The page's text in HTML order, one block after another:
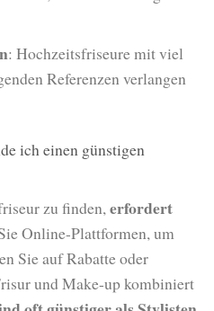
: Hochzeitsfriseure mit viel
Referenzen verlangen
ich einen günstigen
zu finden,erfordert
Online-Plattformen, um
Sie auf Rabatte oder
und Make-up kombiniert